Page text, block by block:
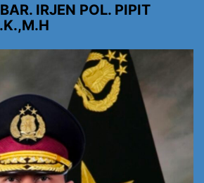
IRJEN POL. PIPIT